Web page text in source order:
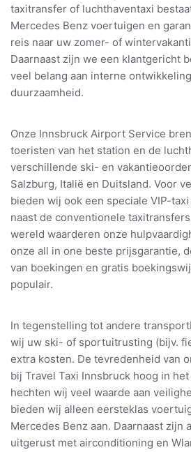
taxitransfer of luchthaventaxi
Mercedes Benz voertuigen en
reis naar uw zomer- of
Daarnaast zijn we een klantgericht
veel belang aan interne
duurzaamheid.
Onze Innsbruck Airport Service
toeristen van het station en de
verschillende ski- en
Salzburg, Italië en Duitsland. Voor
bieden wij ook een speciale VIP-
naast de conventionele
wereld waarderen onze
onze all in one beste prijsgarantie,
van boekingen en gratis
populair.
In tegenstelling tot andere
wij uw ski- of sportuitrusting (bijv.
extra kosten. De tevredenheid van
bij Travel Taxi Innsbruck hoog in
hechten wij veel waarde aan
bieden wij alleen eersteklas
Mercedes Benz aan. Daarnaast zijn
uitgerust met airconditioning en